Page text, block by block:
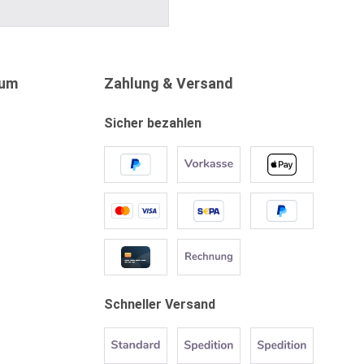
Zahlung & Versand
Sicher bezahlen
Schneller Versand